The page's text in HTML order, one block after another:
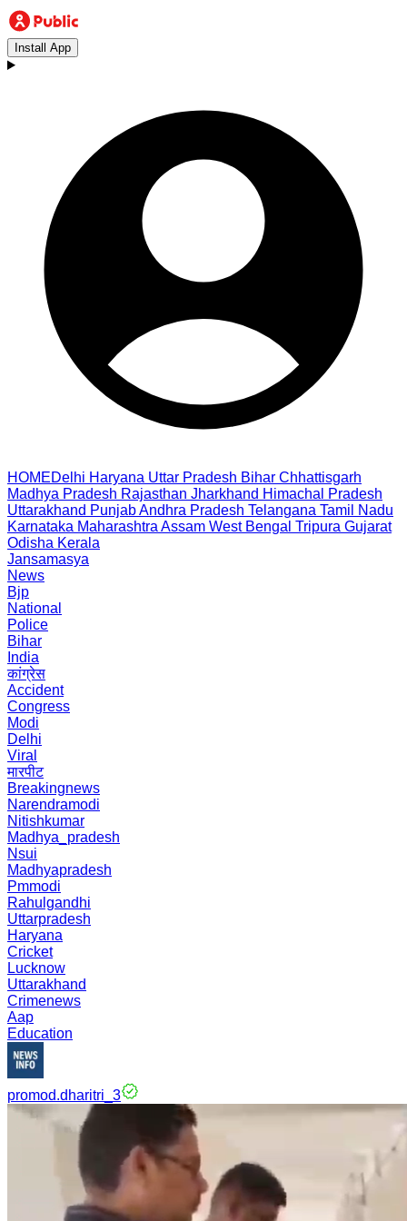
Install App
HOMEDelhi Haryana Uttar Pradesh Bihar Chhattisgarh
Madhya Pradesh Rajasthan Jharkhand Himachal Pradesh
Uttarakhand PunjabAndhra Pradesh Telangana Tamil Nadu
Karnataka Maharashtra Assam West Bengal Tripura Gujarat
Odisha Kerala
Jansamasya
News
Bjp
National
Police
Bihar
India
कांग्रेस
Accident
Congress
Modi
Delhi
Viral
मारपीट
Breakingnews
Narendramodi
Nitishkumar
Madhya_pradesh
Nsui
Madhyapradesh
Pmmodi
Rahulgandhi
Uttarpradesh
Haryana
Cricket
Lucknow
Uttarakhand
Crimenews
Aap
Education
promod.dharitri_3